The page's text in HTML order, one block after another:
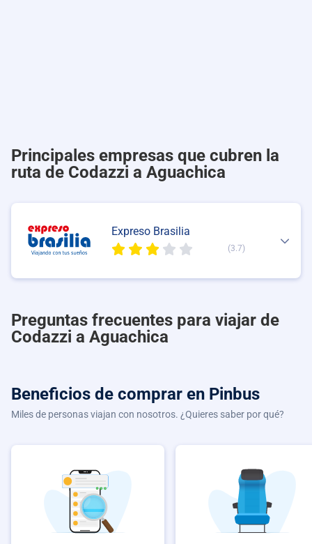
Principales empresas que cubren la
ruta de Codazzi a Aguachica
Expreso Brasilia
(3.7)
Preguntas frecuentes para viajar de
Codazzi a Aguachica
Beneficios de comprar en Pinbus
Miles de personas viajan con nosotros. ¿Quieres saber por qué?